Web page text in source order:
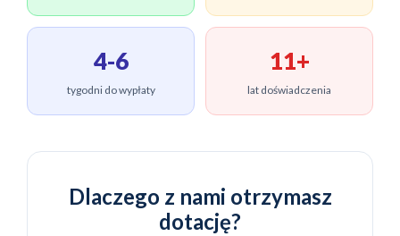
4-6
tygodni do wypłaty
11+
lat doświadczenia
Dlaczego z nami otrzymasz
dotację?